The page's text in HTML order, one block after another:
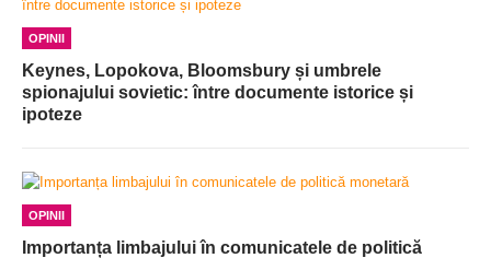
OPINII
Keynes, Lopokova, Bloomsbury și umbrele
spionajului sovietic: între documente istorice și
ipoteze
OPINII
Importanța limbajului în comunicatele de politică